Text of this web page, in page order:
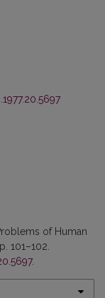
of Human
101–102.
.